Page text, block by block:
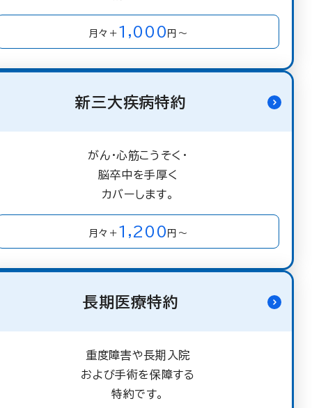
月々＋ 1,000 円～
新三大疾病特約
がん・心筋こうそく・
脳卒中を手厚く
カバーします。
月々＋ 1,200 円～
長期医療特約
重度障害や長期入院
および手術を保障する
特約です。